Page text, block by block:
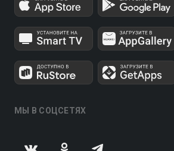
МЫ В СОЦСЕТЯХ